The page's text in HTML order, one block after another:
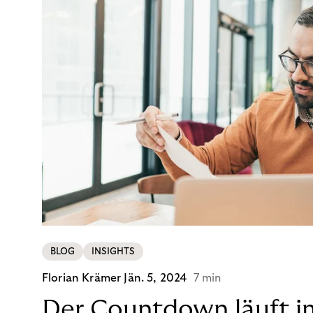
BLOG INSIGHTS
Florian Krämer Jän. 5, 2024 7 min